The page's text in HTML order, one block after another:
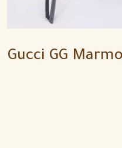
Gucci GG